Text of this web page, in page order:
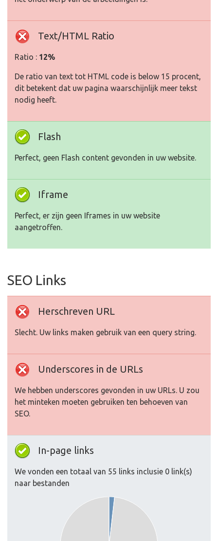
Text/HTML Ratio
Ratio : 12%
De ratio van text tot HTML code is below 15 procent,
dit betekent dat uw pagina waarschijnlijk meer tekst
nodig heeft.
Flash
Perfect, geen Flash content gevonden in uw website.
Iframe
Perfect, er zijn geen Iframes in uw website
aangetroffen.
SEO Links
Herschreven URL
Slecht. Uw links maken gebruik van een query string.
Underscores in de URLs
We hebben underscores gevonden in uw URLs. U zou
het minteken moeten gebruiken ten behoeven van
SEO.
In-page links
We vonden een totaal van 55 links inclusie 0 link(s)
naar bestanden